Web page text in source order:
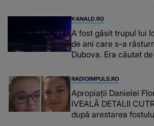
mea...”
KANALD.RO
A fost găsit trupul lui
de ani care s-a
Dubova. Era căutat
RADIOIMPULS.RO
Apropiații Danielei
IVEALĂ DETALII
după arestarea